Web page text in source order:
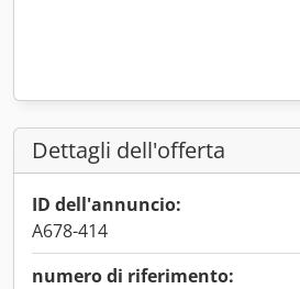
Dettagli dell'offerta
ID dell'annuncio:
A678-414
numero di riferimento: